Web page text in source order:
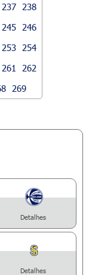
237
238
245
246
253
254
261
262
269
Detalhes
Detalhes